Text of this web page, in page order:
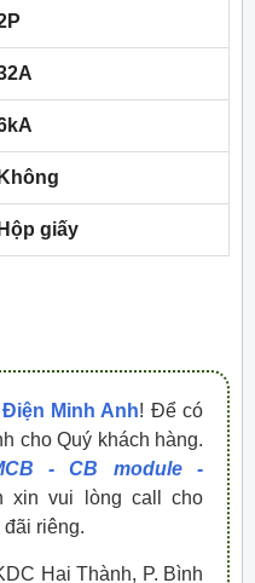
Không
Hộp giấy
Minh Anh! Để có
cho Quý khách hàng.
- CB module -
vui lòng call cho
riêng.
Hai Thành, P. Bình